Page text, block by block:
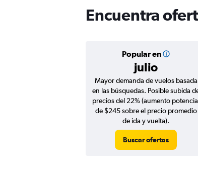
Encuentra
Popular en
julio
Mayor demanda de vuelos basada
en las búsquedas. Posible subida
precios del 22% (aumento
de $245 sobre el precio promedio
de ida y vuelta).
Buscar ofertas